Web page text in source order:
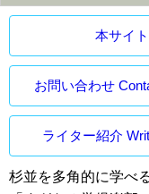
本サイ
お問い合わせ
ライター紹介
杉並を多角的に学べ